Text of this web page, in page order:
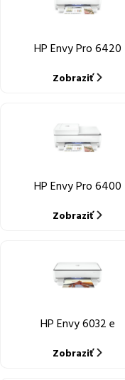
HP Envy Pro 6420
Zobraziť
HP Envy Pro 6400
Zobraziť
HP Envy 6032 e
Zobraziť